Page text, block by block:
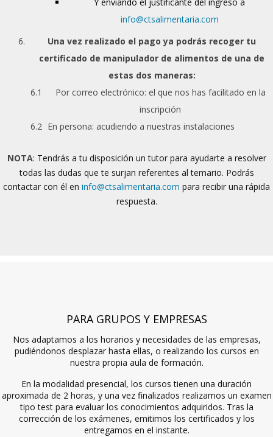
info@ctsalimentaria.com
Una vez realizado el pago ya podrás recoger tu
certificado de manipulador de alimentos de una de
estas dos maneras:
Por correo electrónico: el que nos has facilitado en la
inscripción
En persona: acudiendo a nuestras instalaciones
NOTA: Tendrás a tu disposición un tutor para ayudarte a resolver
todas las dudas que te surjan referentes al temario. Podrás
contactar con él en info@ctsalimentaria.com para recibir una rápida
respuesta.
PARA GRUPOS Y EMPRESAS
Nos adaptamos a los horarios y necesidades de las empresas,
pudiéndonos desplazar hasta ellas, o realizando los cursos en
nuestra propia aula de formación.
En la modalidad presencial, los cursos tienen una duración
aproximada de 2 horas, y una vez finalizados realizamos un examen
tipo test para evaluar los conocimientos adquiridos. Tras la
corrección de los exámenes, emitimos los certificados y los
entregamos en el instante.